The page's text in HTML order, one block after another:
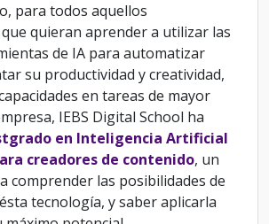
para todos aquellos
quieran aprender a utilizar las
de IA para automatizar
su productividad y creatividad,
en tareas de mayor
IEBS Digital School ha
en Inteligencia Artificial
creadores de contenido, un
comprender las posibilidades de
tecnología, y saber aplicarla